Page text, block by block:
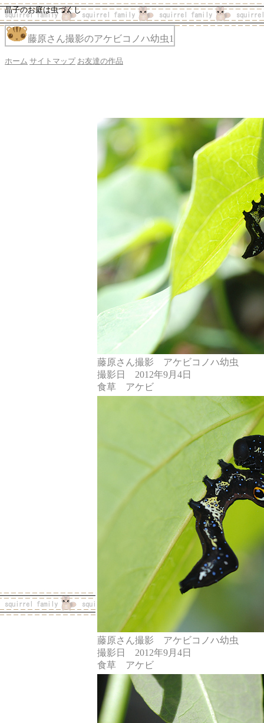
晶子のお庭は虫づくし
藤原さん撮影のアケビコノハ幼虫1
ホーム サイトマップ お友達の作品
藤原さん撮影 アケビコノハ幼虫
撮影日 2012年9月4日
食草 アケビ
藤原さん撮影 アケビコノハ幼虫
撮影日 2012年9月4日
食草